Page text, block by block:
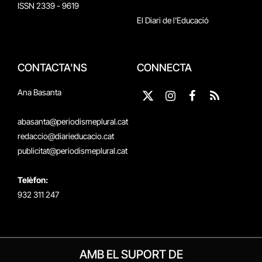
ISSN 2339 - 9619
El Diari de l'Educació
CONTACTA'NS
Ana Basanta
abasanta@periodismeplural.cat
redaccio@diarieducacio.cat
publicitat@periodismeplural.cat
Telèfon:
932 311 247
CONNECTA
X
Instagram
Facebook
RSS
AMB EL SUPORT DE